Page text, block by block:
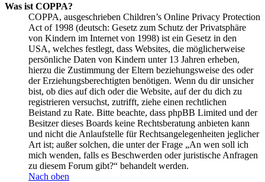
Was ist COPPA?
COPPA, ausgeschrieben Children’s Online Privacy Protection
Act of 1998 (deutsch: Gesetz zum Schutz der Privatsphäre
von Kindern im Internet von 1998) ist ein Gesetz in den
USA, welches festlegt, dass Websites, die möglicherweise
persönliche Daten von Kindern unter 13 Jahren erheben,
hierzu die Zustimmung der Eltern beziehungsweise des oder
der Erziehungsberechtigten benötigen. Wenn du dir unsicher
bist, ob dies auf dich oder die Website, auf der du dich zu
registrieren versuchst, zutrifft, ziehe einen rechtlichen
Beistand zu Rate. Bitte beachte, dass phpBB Limited und der
Besitzer dieses Boards keine Rechtsberatung anbieten kann
und nicht die Anlaufstelle für Rechtsangelegenheiten jeglicher
Art ist; außer solchen, die unter der Frage „An wen soll ich
mich wenden, falls es Beschwerden oder juristische Anfragen
zu diesem Forum gibt?“ behandelt werden.
Nach oben